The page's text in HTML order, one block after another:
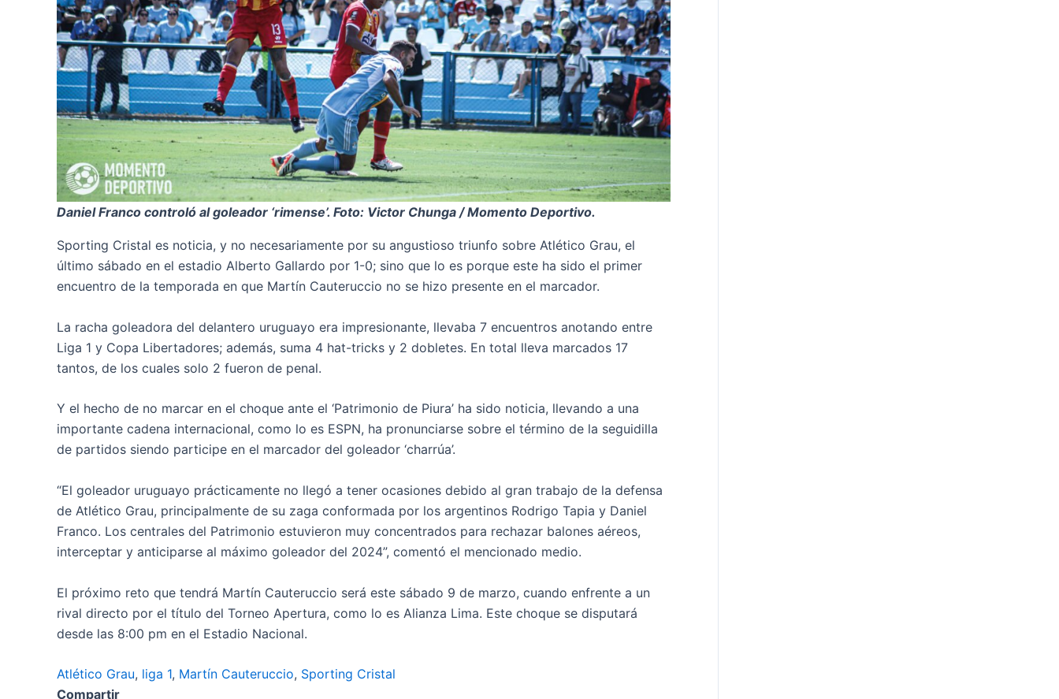
Daniel Franco controló al goleador ‘rimense’. Foto: Victor Chunga / Momento Deportivo.
Sporting Cristal es noticia, y no necesariamente por su angustioso triunfo sobre Atlético Grau, el
último sábado en el estadio Alberto Gallardo por 1-0; sino que lo es porque este ha sido el primer
encuentro de la temporada en que Martín Cauteruccio no se hizo presente en el marcador.
La racha goleadora del delantero uruguayo era impresionante, llevaba 7 encuentros anotando entre
Liga 1 y Copa Libertadores; además, suma 4 hat-tricks y 2 dobletes. En total lleva marcados 17
tantos, de los cuales solo 2 fueron de penal.
Y el hecho de no marcar en el choque ante el ‘Patrimonio de Piura’ ha sido noticia, llevando a una
importante cadena internacional, como lo es ESPN, ha pronunciarse sobre el término de la seguidilla
de partidos siendo participe en el marcador del goleador ‘charrúa’.
“El goleador uruguayo prácticamente no llegó a tener ocasiones debido al gran trabajo de la defensa
de Atlético Grau, principalmente de su zaga conformada por los argentinos Rodrigo Tapia y Daniel
Franco. Los centrales del Patrimonio estuvieron muy concentrados para rechazar balones aéreos,
interceptar y anticiparse al máximo goleador del 2024”, comentó el mencionado medio.
El próximo reto que tendrá Martín Cauteruccio será este sábado 9 de marzo, cuando enfrente a un
rival directo por el título del Torneo Apertura, como lo es Alianza Lima. Este choque se disputará
desde las 8:00 pm en el Estadio Nacional.
Atlético Grau, liga 1, Martín Cauteruccio, Sporting Cristal
Compartir